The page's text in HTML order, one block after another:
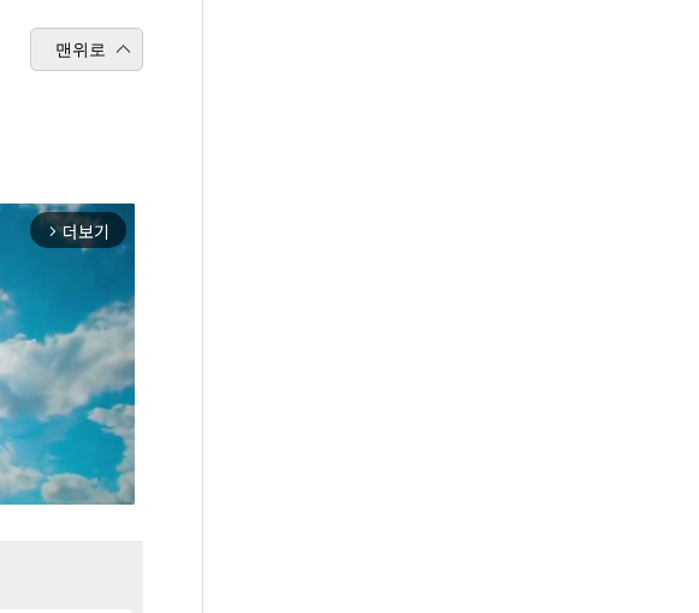
맨위로
arrow_forward_ios 더보기